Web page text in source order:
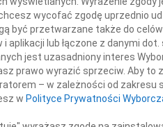
Droga
Krysiu
wycofać zgodę uprzednio
być przetwarzane także do
aplikacji lub łączone z danymi
jest uzasadniony interes
prawo wyrazić sprzeciw. Aby to
– w zależności od zakresu
w Polityce Prywatności